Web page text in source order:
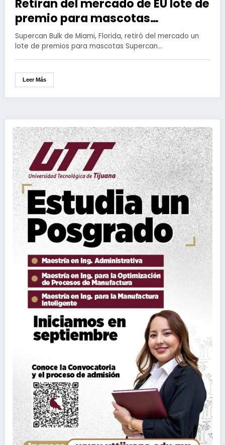
Retiran del mercado de EU lote de
premio para mascotas
contaminado de salmonella
Supercan Bulk de Miami, Florida, retiró del mercado un
lote de premios para mascotas Supercan…
Leer Más